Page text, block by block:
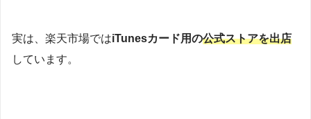
実は、楽天市場ではiTunesカード用の公式ストアを出店
しています。